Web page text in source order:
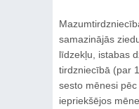
samazinājās
līdzekļu, istabas
tirdzniecībā (par
sesto mēnesi
iepriekšējos